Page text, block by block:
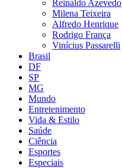
Reinaldo Azevedo
Milena Teixeira
Alfredo Henrique
Rodrigo França
Vinícius Passarelli
Brasil
DF
SP
MG
Mundo
Entretenimento
Vida & Estilo
Saúde
Ciência
Esportes
Especiais